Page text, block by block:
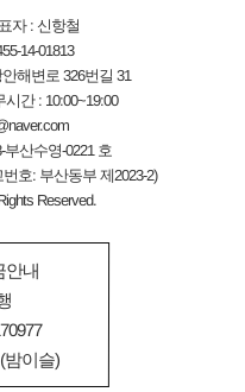
자 : 신항철
14-01813
해변로 326번길 31
시간 : 10:00~19:00
산수영-0221 호
호: 부산동부 제2023-2)
Reserved.
안내
밤이슬)